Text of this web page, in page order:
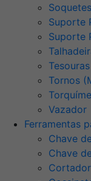
Suporte
Suporte
Tesouras
Tornos
Vazador
Ferramentas
Chave
Chave